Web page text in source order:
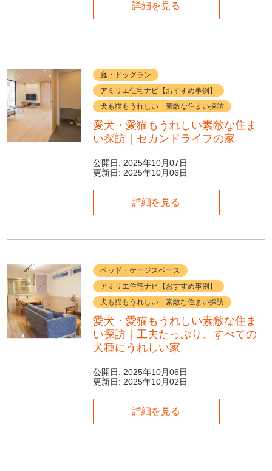
詳細を見る
庭・ドッグラン
アミリエ住宅ナビ【おすすめ事例】
犬も猫もうれしい 素敵な住まい探訪
愛犬・愛猫もうれしい素敵な住ま
い探訪｜セカンドライフの家
公開日: 2025年10月07日
更新日: 2025年10月06日
詳細を見る
ベッド・ケージスペース
アミリエ住宅ナビ【おすすめ事例】
犬も猫もうれしい 素敵な住まい探訪
愛犬・愛猫もうれしい素敵な住ま
い探訪｜工夫たっぷり、すべての
犬種にうれしい家
公開日: 2025年10月06日
更新日: 2025年10月02日
詳細を見る